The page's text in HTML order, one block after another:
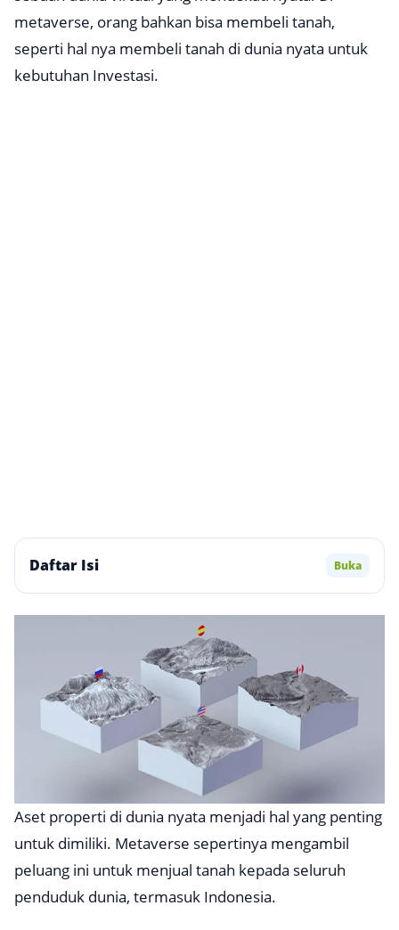
metaverse, orang bahkan bisa membeli tanah,
seperti hal nya membeli tanah di dunia nyata untuk
kebutuhan Investasi.
Daftar Isi Buka
Aset properti di dunia nyata menjadi hal yang penting
untuk dimiliki. Metaverse sepertinya mengambil
peluang ini untuk menjual tanah kepada seluruh
penduduk dunia, termasuk Indonesia.